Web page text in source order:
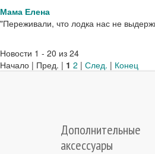
Мама Елена
"Переживали, что лодка нас не
Новости 1 - 20 из 24
Начало | Пред. | 1 2 | След. | Конец
Дополнительные
аксессуары